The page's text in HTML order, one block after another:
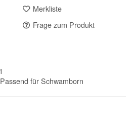
Merkliste
Frage zum Produkt
Passend für Schwamborn